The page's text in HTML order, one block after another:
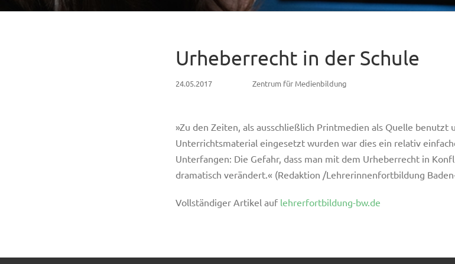
Urheberrecht in der Schule
24.05.2017 Zentrum für Medienbildung
»Zu den Zeiten, als ausschließlich Printmedien als Quelle benutzt
Unterrichtsmaterial eingesetzt wurden war dies ein relativ
Unterfangen: Die Gefahr, dass man mit dem Urheberrecht in
dramatisch verändert.« (Redaktion /Lehrerinnenfortbildung
Vollständiger Artikel auf lehrerfortbildung-bw.de